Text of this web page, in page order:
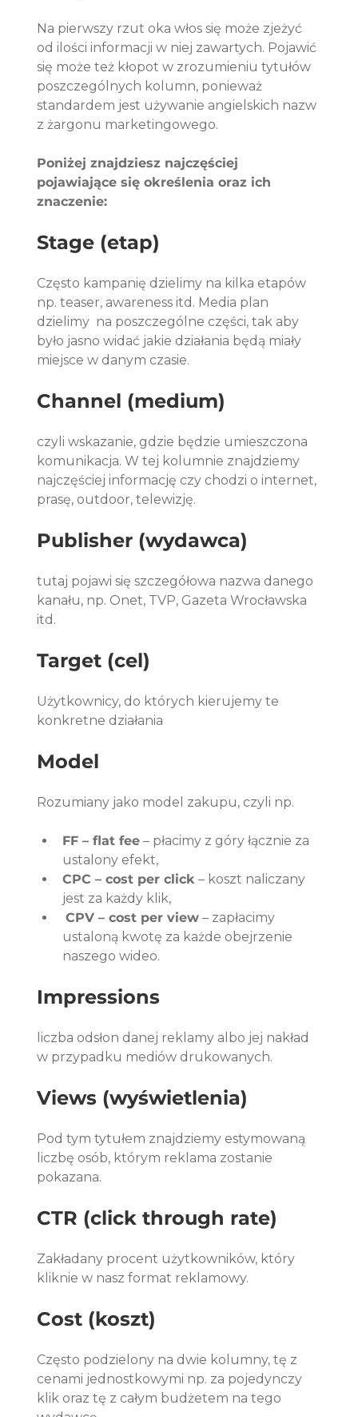
Na pierwszy rzut oka włos się może zjeżyć
od ilości informacji w niej zawartych. Pojawić
się może też kłopot w zrozumieniu tytułów
poszczególnych kolumn, ponieważ
standardem jest używanie angielskich nazw
z żargonu marketingowego.
Poniżej znajdziesz najczęściej
pojawiające się określenia oraz ich
znaczenie:
Stage (etap)
Często kampanię dzielimy na kilka etapów
np. teaser, awareness itd. Media plan
dzielimy  na poszczególne części, tak aby
było jasno widać jakie działania będą miały
miejsce w danym czasie.
Channel (medium)
czyli wskazanie, gdzie będzie umieszczona
komunikacja. W tej kolumnie znajdziemy
najczęściej informację czy chodzi o internet,
prasę, outdoor, telewizję.
Publisher (wydawca)
tutaj pojawi się szczegółowa nazwa danego
kanału, np. Onet, TVP, Gazeta Wrocławska
itd.
Target (cel)
Użytkownicy, do których kierujemy te
konkretne działania
Model
Rozumiany jako model zakupu, czyli np.
FF – flat fee – płacimy z góry łącznie za
ustalony efekt,
CPC – cost per click – koszt naliczany
jest za każdy klik,
CPV – cost per view – zapłacimy
ustaloną kwotę za każde obejrzenie
naszego wideo.
Impressions
liczba odsłon danej reklamy albo jej nakład
w przypadku mediów drukowanych.
Views (wyświetlenia)
Pod tym tytułem znajdziemy estymowaną
liczbę osób, którym reklama zostanie
pokazana.
CTR (click through rate)
Zakładany procent użytkowników, który
kliknie w nasz format reklamowy.
Cost (koszt)
Często podzielony na dwie kolumny, tę z
cenami jednostkowymi np. za pojedynczy
klik oraz tę z całym budżetem na tego